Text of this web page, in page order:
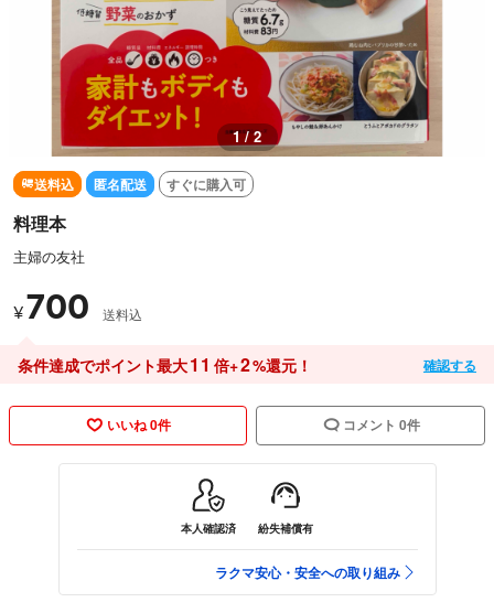
1 / 2
送料込 匿名配送 すぐに購入可
料理本
主婦の友社
¥700 送料込
条件達成でポイント最大11 倍+2%還元！ 確認する
いいね 0件 コメント 0件
本人確認済 紛失補償有
ラクマ安心・安全への取り組み